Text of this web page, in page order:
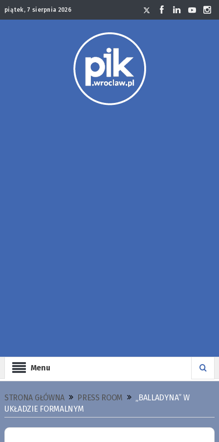
piątek, 7 sierpnia 2026
Menu
STRONA GŁÓWNA PRESS ROOM
„BALLADYNA” W
UKŁADZIE FORMALNYM